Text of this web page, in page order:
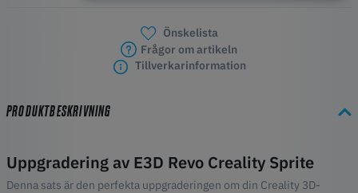
Önskelista
Frågor om artikeln
Tillverkarinformation
PRODUKTBESKRIVNING
Uppgradering av E3D Revo Creality Sprite
Denna sats är den perfekta uppgraderingen om din Creality 3D-